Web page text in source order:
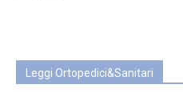
Leggi Ortopedici&Sanitari